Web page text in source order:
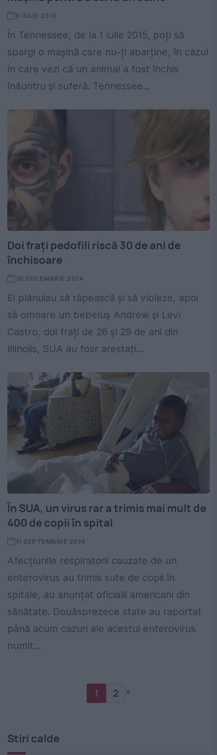
9 IULIE 2015
În Tennessee, de la 1 iulie 2015, poți să
spargi o mașină care nu-ți aparține, în cazul
în care vezi că un animal a fost închis
înăuntru și suferă. Tennessee...
Doi frați pedofili riscă 30 de ani de
închisoare
30 DECEMBRIE 2014
Ei plănuiau să răpească și să violeze, apoi
să omoare un bebeluș Andrew și Levi
Castro, doi frați de 26 și 29 de ani din
Illinoiis, SUA au fosr arestați...
În SUA, un virus rar a trimis mai mult de
400 de copii în spital
11 SEPTEMBRIE 2014
Afecțiunile respiratorii cauzate de un
enterovirus au trimis sute de copii în
spitale, au anunțat oficialii americani din
sănătate. Douăsprezece state au raportat
până acum cazuri ale acestui enterovirus
numit...
1 2 »
Stiri calde